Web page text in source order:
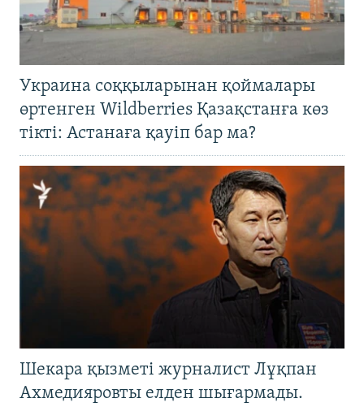
Украина соққыларынан қоймалары
өртенген Wildberries Қазақстанға көз
тікті: Астанаға қауіп бар ма?
Шекара қызметі журналист Лұқпан
Ахмедияровты елден шығармады.